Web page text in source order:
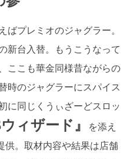
ばプレミオのジャグラー。
新台入替。もうこうなって
ここも華金同様昔ながらの
時のジャグラーにスパイス
に同じくうぃざーどスロッ
ウィザード』
を添え
供。取材内容や結果は店舗